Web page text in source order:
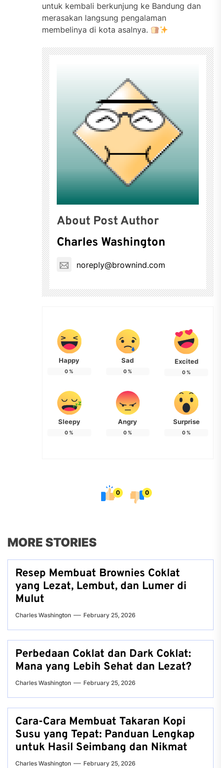
untuk kembali berkunjung ke Bandung dan
merasakan langsung pengalaman
membelinya di kota asalnya.
About Post Author
Charles Washington
noreply@brownind.com
Happy
0%
Sad
0%
Excited
0%
Sleepy
0%
Angry
0%
Surprise
0%
0 0
MORE STORIES
Resep Membuat Brownies Coklat
yang Lezat, Lembut, dan Lumer di
Mulut
Charles Washington February 25, 2026
Perbedaan Coklat dan Dark Coklat:
Mana yang Lebih Sehat dan Lezat?
Charles Washington February 25, 2026
Cara-Cara Membuat Takaran Kopi
Susu yang Tepat: Panduan Lengkap
untuk Hasil Seimbang dan Nikmat
Charles Washington February 25, 2026